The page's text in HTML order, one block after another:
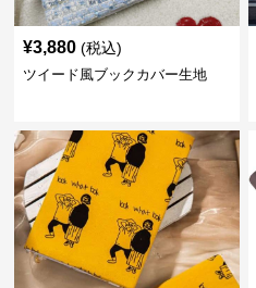
¥3,880 (税込)
ツイード風ブックカバー生地